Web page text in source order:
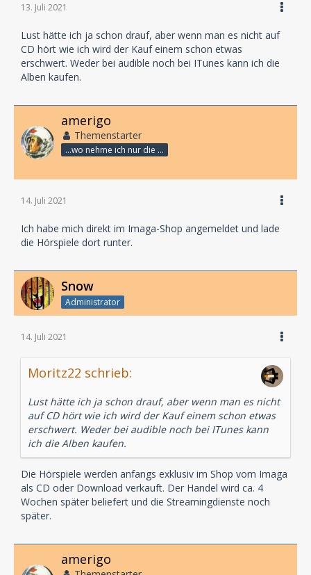
13. Juli 2021
Lust hätte ich ja schon drauf, aber wenn man es nicht auf
CD hört wie ich wird der Kauf einem schon etwas
erschwert. Weder bei audible noch bei ITunes kann ich die
Alben kaufen.
amerigo
Themenstarter
...wo nehme ich nur die Zeit her, so vieles nicht zu hören?
14. Juli 2021
Ich habe mich direkt im Imaga-Shop angemeldet und lade
die Hörspiele dort runter.
Snow
Administrator
14. Juli 2021
Moritz22 schrieb:
Lust hätte ich ja schon drauf, aber wenn man es nicht
auf CD hört wie ich wird der Kauf einem schon etwas
erschwert. Weder bei audible noch bei ITunes kann
ich die Alben kaufen.
Die Hörspiele werden anfangs exklusiv im Shop vom Imaga
als CD oder Download verkauft. Der Handel wird ca. 4
Wochen später beliefert und die Streamingdienste noch
später.
amerigo